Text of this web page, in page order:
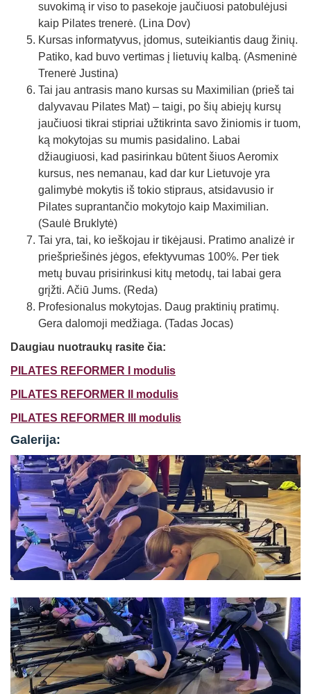
suvokimą ir viso to pasekoje jaučiuosi patobulėjusi
kaip Pilates trenerė. (Lina Dov)
Kursas informatyvus, įdomus, suteikiantis daug žinių.
Patiko, kad buvo vertimas į lietuvių kalbą. (Asmeninė
Trenerė Justina)
Tai jau antrasis mano kursas su Maximilian (prieš tai
dalyvavau Pilates Mat) – taigi, po šių abiejų kursų
jaučiuosi tikrai stipriai užtikrinta savo žiniomis ir tuom,
ką mokytojas su mumis pasidalino. Labai
džiaugiuosi, kad pasirinkau būtent šiuos Aeromix
kursus, nes nemanau, kad dar kur Lietuvoje yra
galimybė mokytis iš tokio stipraus, atsidavusio ir
Pilates suprantančio mokytojo kaip Maximilian.
(Saulė Bruklytė)
Tai yra, tai, ko ieškojau ir tikėjausi. Pratimo analizė ir
priešpriešinės jėgos, efektyvumas 100%. Per tiek
metų buvau prisirinkusi kitų metodų, tai labai gera
grįžti. Ačiū Jums. (Reda)
Profesionalus mokytojas. Daug praktinių pratimų.
Gera dalomoji medžiaga. (Tadas Jocas)
Daugiau nuotraukų rasite čia:
PILATES REFORMER I modulis
PILATES REFORMER II modulis
PILATES REFORMER III modulis
Galerija: